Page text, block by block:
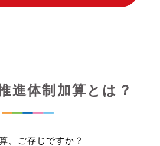
進体制加算とは？
、ご存じですか？